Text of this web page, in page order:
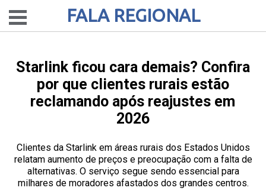
FALA REGIONAL
Starlink ficou cara demais? Confira
por que clientes rurais estão
reclamando após reajustes em
2026
Clientes da Starlink em áreas rurais dos Estados Unidos
relatam aumento de preços e preocupação com a falta de
alternativas. O serviço segue sendo essencial para
milhares de moradores afastados dos grandes centros.